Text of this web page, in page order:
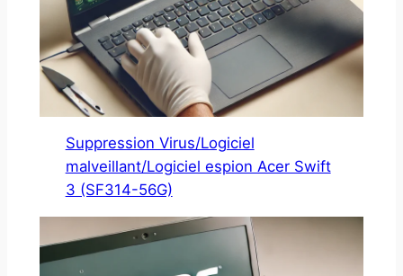
Suppression Virus/Logiciel
malveillant/Logiciel espion Acer Swift
3 (SF314-56G)